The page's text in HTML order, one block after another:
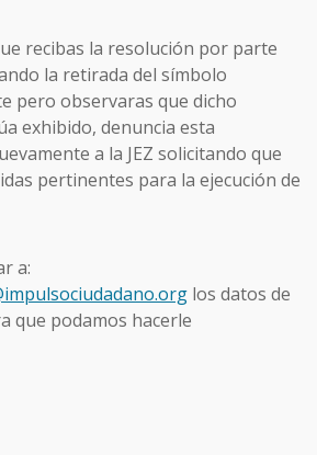
recibas la resolución por parte
la retirada del símbolo
pero observaras que dicho
exhibido, denuncia esta
a la JEZ solicitando que
pertinentes para la ejecución de
a:
los datos de
que podamos hacerle